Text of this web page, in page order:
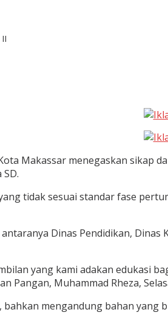
Makassar menegaskan sikap
tidak sesuai standar fase
Dinas Pendidikan,
yang kami adakan edukasi
Pangan, Muhammad Rheza,
mengandung bahan